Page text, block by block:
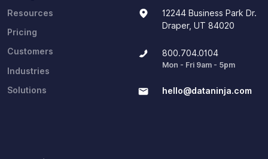
Resources
Pricing
Customers
Industries
Solutions
12244 Business Park Dr.
Draper, UT 84020
800.704.0104
Mon - Fri 9am - 5pm
hello@dataninja.com